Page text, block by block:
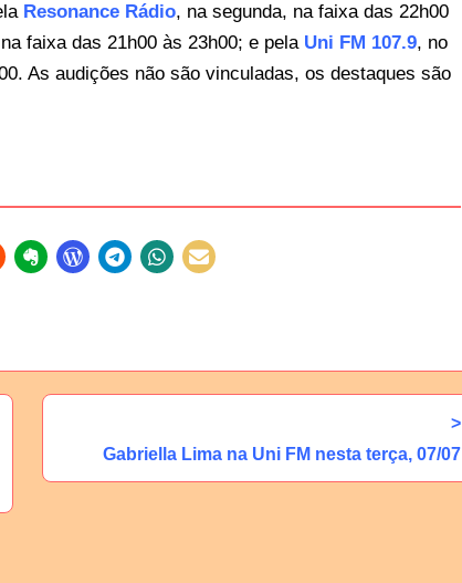
Resonance Rádio, na segunda, na faixa das 22h00
faixa das 21h00 às 23h00; e pela Uni FM 107.9, no
As audições não são vinculadas, os destaques são
>
Gabriella Lima na Uni FM nesta terça, 07/07